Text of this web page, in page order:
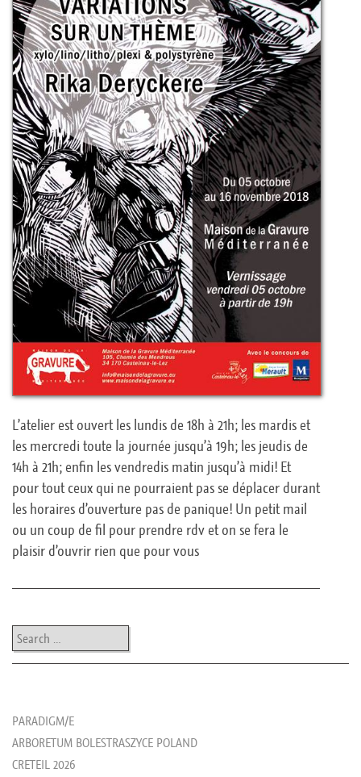
L’atelier est ouvert les lundis de 18h à 21h; les mardis et
les mercredi toute la journée jusqu’à 19h; les jeudis de
14h à 21h; enfin les vendredis matin jusqu’à midi! Et
pour tout ceux qui ne pourraient pas se déplacer durant
les horaires d’ouverture pas de panique! Un petit mail
ou un coup de fil pour prendre rdv et on se fera le
plaisir d’ouvrir rien que pour vous
Post navigation
Search
PARADIGM/E
ARBORETUM BOLESTRASZYCE POLAND
CRETEIL 2026